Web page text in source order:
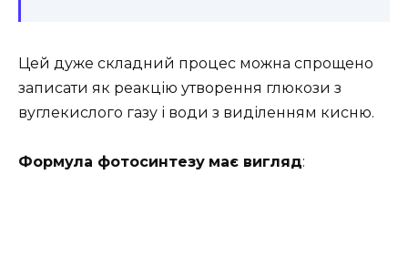
Цей дуже складний процес можна спрощено
записати як реакцію утворення глюкози з
вуглекислого газу і води з виділенням кисню.
Формула фотосинтезу має вигляд: